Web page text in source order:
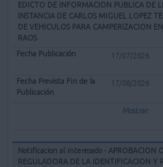
EDICTO DE INFORMACION PUBLICA DE
INSTANCIA DE CARLOS MIGUEL LOPEZ
DE VEHICULOS PARA CAMPERIZACION
RAOS
17/07/2026
17/08/2026
Mostrar
Notificacion al interesado - APROBACION
REGULADORA DE LA IDENTIFICACION Y